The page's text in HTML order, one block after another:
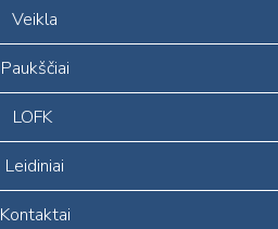
Veikla
Paukščiai
LOFK
Leidiniai
Kontaktai